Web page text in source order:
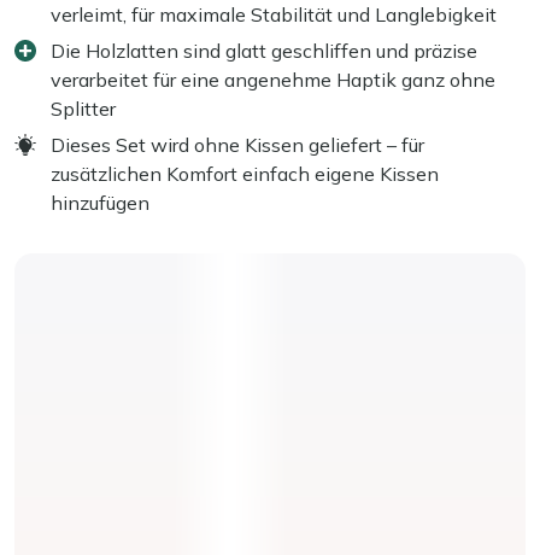
verleimt, für maximale Stabilität und Langlebigkeit
Die Holzlatten sind glatt geschliffen und präzise
verarbeitet für eine angenehme Haptik ganz ohne
Splitter
Dieses Set wird ohne Kissen geliefert – für
zusätzlichen Komfort einfach eigene Kissen
hinzufügen